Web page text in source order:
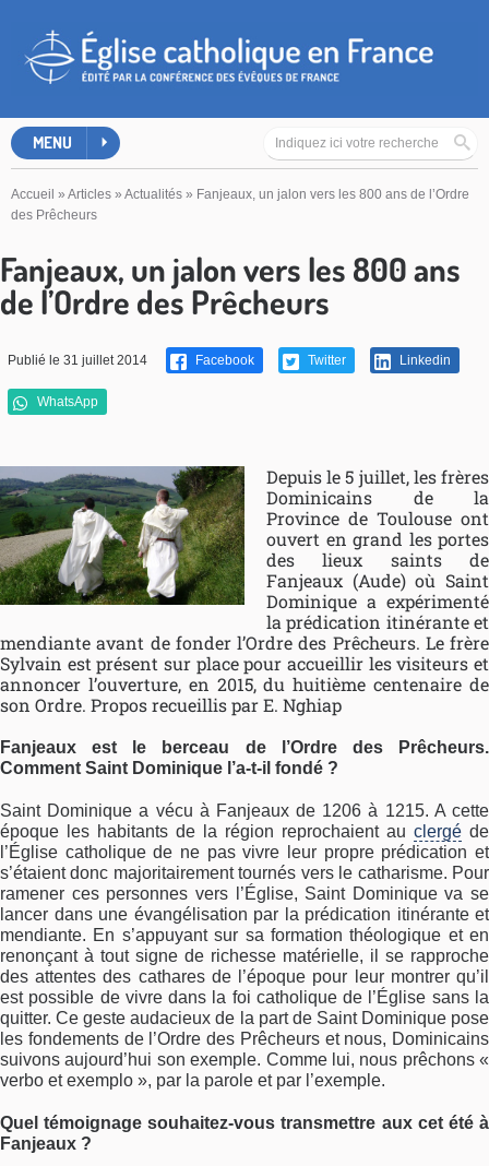
MENU
Accueil » Articles » Actualités » Fanjeaux, un jalon vers les 800 ans de l’Ordre
des Prêcheurs
Fanjeaux, un jalon vers les 800 ans
de l’Ordre des Prêcheurs
Publié le 31 juillet 2014 Facebook Twitter Linkedin
WhatsApp
Depuis le 5 juillet, les frères
Dominicains de la
Province de Toulouse ont
ouvert en grand les portes
des lieux saints de
Fanjeaux (Aude) où Saint
Dominique a expérimenté
la prédication itinérante et
mendiante avant de fonder l’Ordre des Prêcheurs. Le frère
Sylvain est présent sur place pour accueillir les visiteurs et
annoncer l’ouverture, en 2015, du huitième centenaire de
son Ordre. Propos recueillis par E. Nghiap
Fanjeaux est le berceau de l’Ordre des Prêcheurs.
Comment Saint Dominique l’a-t-il fondé ?
Saint Dominique a vécu à Fanjeaux de 1206 à 1215. A cette
époque les habitants de la région reprochaient au clergé de
l’Église catholique de ne pas vivre leur propre prédication et
s’étaient donc majoritairement tournés vers le catharisme. Pour
ramener ces personnes vers l’Église, Saint Dominique va se
lancer dans une évangélisation par la prédication itinérante et
mendiante. En s’appuyant sur sa formation théologique et en
renonçant à tout signe de richesse matérielle, il se rapproche
des attentes des cathares de l’époque pour leur montrer qu’il
est possible de vivre dans la foi catholique de l’Église sans la
quitter. Ce geste audacieux de la part de Saint Dominique pose
les fondements de l’Ordre des Prêcheurs et nous, Dominicains
suivons aujourd’hui son exemple. Comme lui, nous prêchons «
verbo et exemplo », par la parole et par l’exemple.
Quel témoignage souhaitez-vous transmettre aux cet été à
Fanjeaux ?